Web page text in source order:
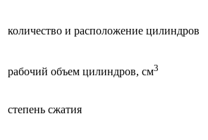
количество и расположение цилиндров
рабочий объем цилиндров, см3
степень сжатия